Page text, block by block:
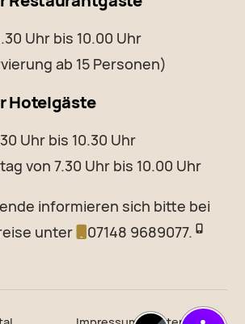
Uhr bis 10.00 Uhr
ab 15 Personen)
Hotelgäste
Uhr bis 10.30 Uhr
von 7.30 Uhr bis 10.00 Uhr
informieren sich bitte bei
unter
07148 9689077.